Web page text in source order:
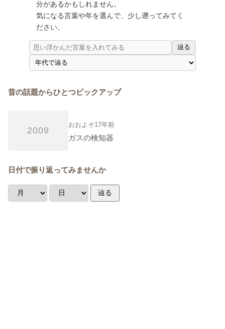
分があるかもしれません。
気になる言葉や年を選んで、少し遡ってみてく
ださい。
辿る
昔の話題からひとつピックアップ
2009
おおよそ17年前
ガスの検知器
日付で振り返ってみませんか
辿る